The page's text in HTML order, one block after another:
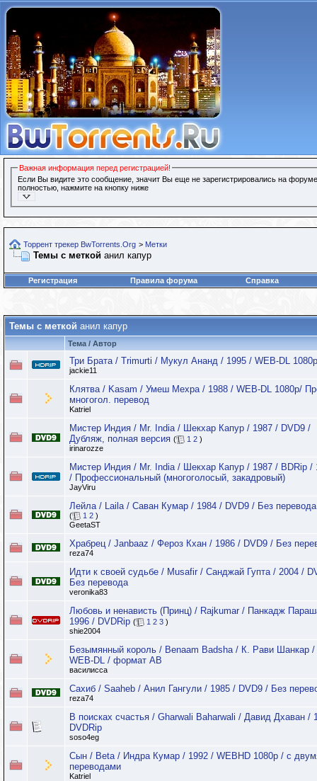
Важная информация перед регистрацией!
Если Вы видите это сообщение, значит Вы еще не зарегистрировались на
полностью, нажмите на кнопку ниже
Торрент трекер BwTorrents.Org > Метки
Темы с меткой анил капур
Регистрация Правила форума Справка
Темы с меткой анил капур
Тема / Автор
Три Брата / Trimurti / Мукул Ананд / 1995 / WEB-DL 1080p
jackie11
Клятва / Kasam / Умеш Мехра / 1988 / WEB-DL 1080p/
многогол. перевод
Katriel
Мистер Индия / Mr. India / Шекхар Капур / 1987 / DVD9 /
Дубляж, полная версия ( 1 2 )
irinarozze
Мистер Индия / Mr. India / Шекхар Капур / 1987 / BDRip /
/ Профессиональный (многоголосый, закадровый)
JayViru
Лейла / Laila / Саван Кумар / 1984 / DVD9 / Без перевода
( 1 2 )
GeetaST
Храбрец / Janbaaz / Фероз Кхан / 1986 / DVD9 / Без
reza74
Идти к своей судьбе / Musafir / Санджай Гупта / 2004 /
Без перевода
veronika83
Любовь и ненависть (Принц) / Rajkumar / Панкадж
1996 / DVDRip ( 1 2 3 )
shie2004
Безымянный король / Benaam Badsha / К. Рави Шанкар /
WEB-DL / формат АВ
василисса
Сахиб / Saaheb / Анил Гангули / 1985 / DVD9 / Без
reza74
В поисках счастья / Gharwali Baharwali / Давид Дхаван /
DVDRip
soso4eg
Сын / Beta / Индра Кумар / 1992 / WEBHD 1080p / с
переводами
Katriel